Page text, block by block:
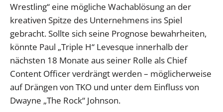
Wrestling“ eine mögliche Wachablösung an der
kreativen Spitze des Unternehmens ins Spiel
gebracht. Sollte sich seine Prognose bewahrheiten,
könnte Paul „Triple H“ Levesque innerhalb der
nächsten 18 Monate aus seiner Rolle als Chief
Content Officer verdrängt werden – möglicherweise
auf Drängen von TKO und unter dem Einfluss von
Dwayne „The Rock“ Johnson.